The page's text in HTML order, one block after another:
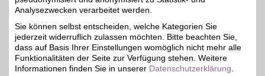
Passen Sie den Suchort
auf der BSW-Seite auf "Ort
ändern" klicken und Ihren
Standort auswählen.
Wiederholen Sie die
Analysezwecken verarbeitet werden.
Sie können selbst entscheiden, welche Kategorien Sie
jederzeit widerruflich zulassen möchten. Bitte beachten Sie,
dass auf Basis Ihrer Einstellungen womöglich nicht mehr alle
Funktionalitäten der Seite zur Verfügung stehen. Weitere
Informationen finden Sie in unserer Datenschutzerklärung